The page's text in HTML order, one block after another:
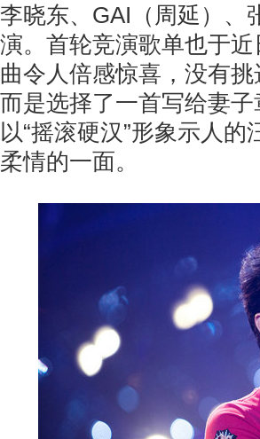
李晓东、GAI（周延）、
演。首轮竞演歌单也于
曲令人倍感惊喜，没有
而是选择了一首写给妻
以“摇滚硬汉”形象示人
柔情的一面。